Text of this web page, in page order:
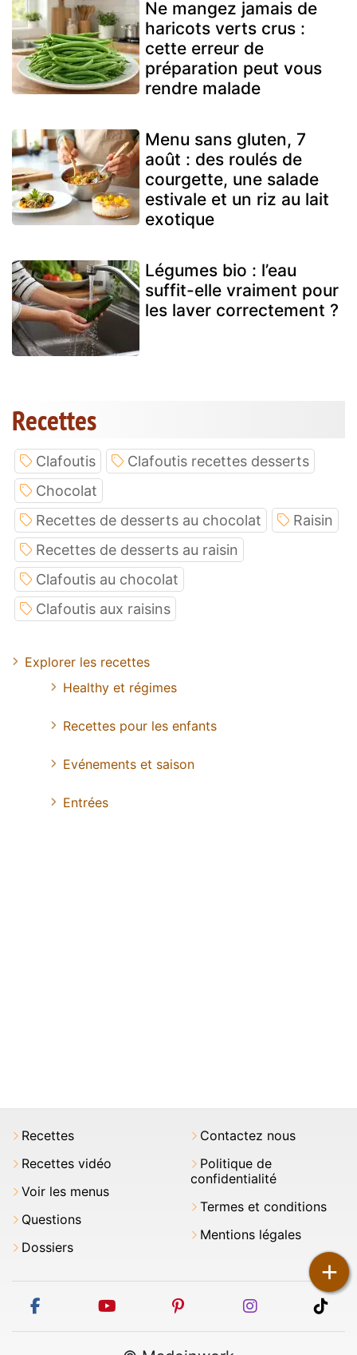
+
Ne mangez jamais de
haricots verts crus :
cette erreur de
préparation peut vous
rendre malade
Menu sans gluten, 7
août : des roulés de
courgette, une salade
estivale et un riz au lait
exotique
Légumes bio : l’eau
suffit-elle vraiment pour
les laver correctement ?
Recettes
Clafoutis
Clafoutis recettes desserts
Chocolat
Recettes de desserts au chocolat
Raisin
Recettes de desserts au raisin
Clafoutis au chocolat
Clafoutis aux raisins
Explorer les recettes
Healthy et régimes
Recettes pour les enfants
Evénements et saison
Entrées
Recettes
Recettes vidéo
Voir les menus
Questions
Dossiers
Contactez nous
Politique de
confidentialité
Termes et conditions
Mentions légales
facebook youtube pinterest instagram